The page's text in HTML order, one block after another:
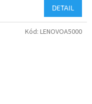
DETAIL
Kód: LENOVOA5000